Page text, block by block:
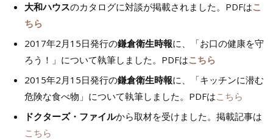
大和ハウスのカタログに対談が掲載されました。PDFはこ
ちら
2017年2月15日発行の鎌倉衛生時報に、「お口の健康を守
ろう！」について執筆しました。PDFはこちら
2015年2月15日発行の鎌倉衛生時報に、「キッチンに潜む
危険な食べ物」について執筆しました。PDFはこちら
ドクターズ・ファイルから取材を受けました。掲載記事は
こちら